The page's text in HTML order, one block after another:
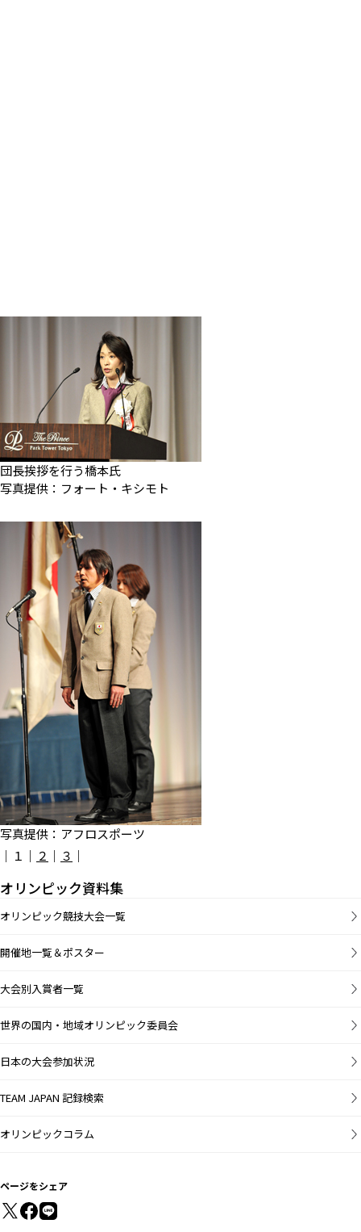
団長挨拶を行う橋本氏
写真提供：フォート・キシモト
写真提供：アフロスポーツ
｜ １ ｜ ２ ｜ ３ ｜
オリンピック資料集
オリンピック競技大会一覧
開催地一覧＆ポスター
大会別入賞者一覧
世界の国内・地域オリンピック委員会
日本の大会参加状況
TEAM JAPAN 記録検索
オリンピックコラム
ページをシェア